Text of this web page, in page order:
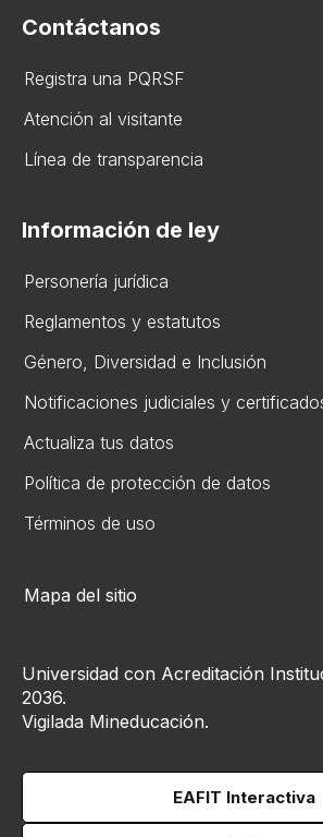
Contáctanos
Registra una PQRSF
Atención al visitante
Línea de transparencia
Información de ley
Personería jurídica
Reglamentos y estatutos
Gén​ero, Diversidad ​e Inclusión
Notificaciones judiciales y
Actualiza tus datos
Política de protección de datos
Términos de uso
Mapa del sitio
Universidad con Acreditación
2036.
Vigilada Mineducación.
EAFIT Interactiva